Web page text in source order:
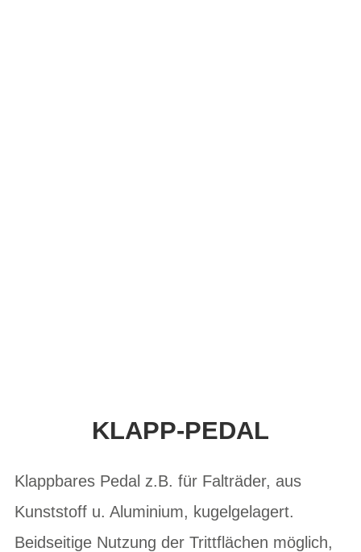
KLAPP-PEDAL
Klappbares Pedal z.B. für Falträder, aus
Kunststoff u. Aluminium, kugelgelagert.
Beidseitige Nutzung der Trittflächen möglich,